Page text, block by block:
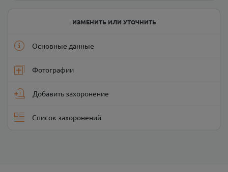
ИЗМЕНИТЬ ИЛИ УТОЧНИТЬ
Основные данные
Фотографии
Добавить захоронение
Список захоронений